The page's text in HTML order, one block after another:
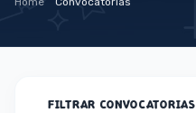
FILTRAR CONVOCATORIAS